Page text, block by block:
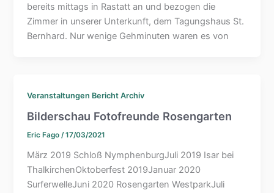
bereits mittags in Rastatt an und bezogen die
Zimmer in unserer Unterkunft, dem Tagungshaus St.
Bernhard. Nur wenige Gehminuten waren es von
Veranstaltungen Bericht Archiv
Bilderschau Fotofreunde Rosengarten
Eric Fago/17/03/2021
März 2019 Schloß NymphenburgJuli 2019 Isar bei
ThalkirchenOktoberfest 2019Januar 2020
SurferwelleJuni 2020 Rosengarten WestparkJuli